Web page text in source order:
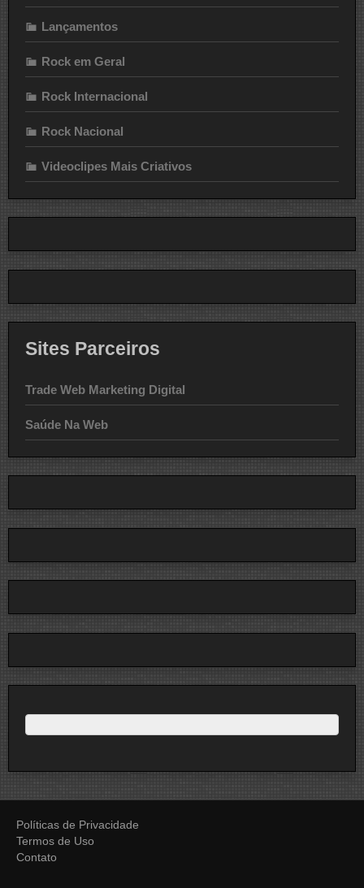
Lançamentos
Rock em Geral
Rock Internacional
Rock Nacional
Videoclipes Mais Criativos
Sites Parceiros
Trade Web Marketing Digital
Saúde Na Web
Políticas de Privacidade
Termos de Uso
Contato